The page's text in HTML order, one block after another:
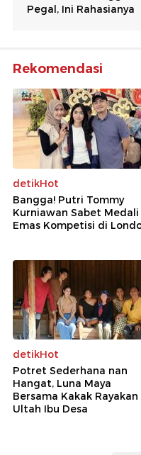
Rekomendasi
detikHot
Bangga! Putri Tommy
Kurniawan Sabet Medali
Emas Kompetisi di
detikHot
Potret Sederhana nan
Hangat, Luna Maya
Bersama Kakak Rayakan
Ultah Ibu Desa